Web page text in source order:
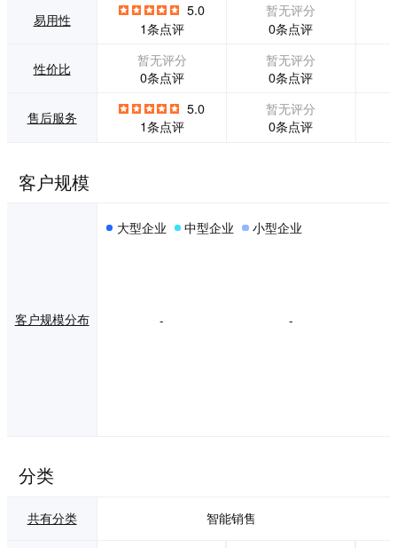
易用性
5.0
1条点评
暂无评分
0条点评
性价比
暂无评分
0条点评
暂无评分
0条点评
售后服务
5.0
1条点评
暂无评分
0条点评
客户规模
客户规模分布
大型企业 中型企业 小型企业
- -
分类
共有分类 智能销售